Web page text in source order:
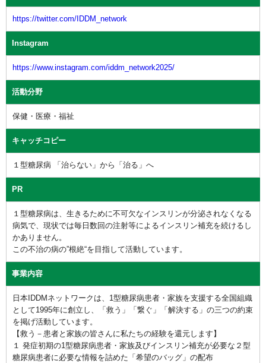
https://twitter.com/IDDM_network
Instagram
https://www.instagram.com/iddm_network2025/
活動分野
保健・医療・福祉
キャッチコピー
１型糖尿病 「治らない」から「治る」へ
PR
１型糖尿病は、生きるために不可欠なインスリンが分泌されなくなる
病気で、現状では毎日数回の注射等によるインスリン補充を続けるし
かありません。
この不治の病の”根絶“を目指して活動しています。
事業内容
日本IDDMネットワークは、1型糖尿病患者・家族を支援する全国組織
として1995年に創立し、「救う」「繋ぐ」「解決する」の三つの約束
を掲げ活動しています。
【救う－患者と家族の皆さんに私たちの経験を還元します】
１ 発症初期の1型糖尿病患者・家族及びインスリン補充が必要な２型
糖尿病患者に必要な情報を詰めた「希望のバッグ」の配布